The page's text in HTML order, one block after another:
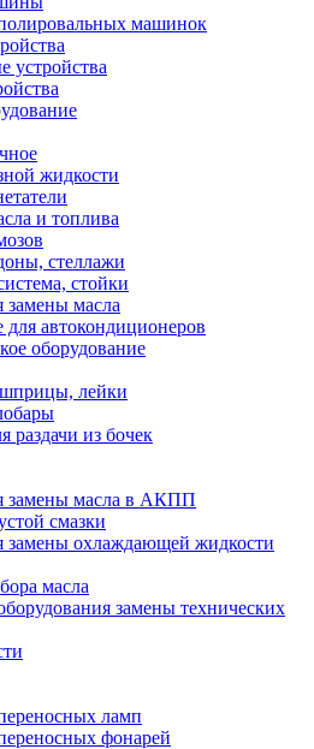
машинок
устройства
жидкости
и топлива
стеллажи
стойки
замены масла
автокондиционеров
оборудование
лейки
раздачи из бочек
замены масла в АКПП
смазки
замены охлаждающей жидкости
масла
замены технических
ламп
фонарей